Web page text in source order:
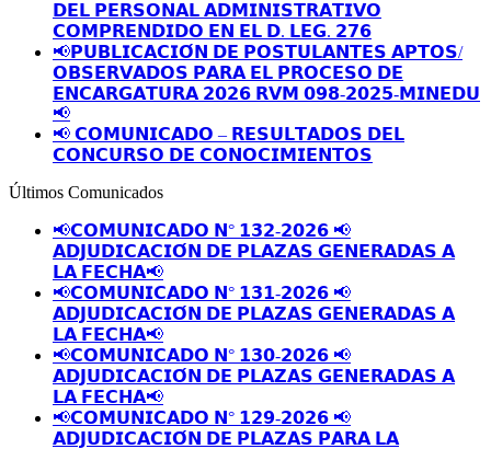
𝗗𝗘𝗟 𝗣𝗘𝗥𝗦𝗢𝗡𝗔𝗟 𝗔𝗗𝗠𝗜𝗡𝗜𝗦𝗧𝗥𝗔𝗧𝗜𝗩𝗢
𝗖𝗢𝗠𝗣𝗥𝗘𝗡𝗗𝗜𝗗𝗢 𝗘𝗡 𝗘𝗟 𝗗. 𝗟𝗘𝗚. 𝟮𝟳𝟲
📢𝗣𝗨𝗕𝗟𝗜𝗖𝗔𝗖𝗜𝗢́𝗡 𝗗𝗘 𝗣𝗢𝗦𝗧𝗨𝗟𝗔𝗡𝗧𝗘𝗦 𝗔𝗣𝗧𝗢𝗦/
𝗢𝗕𝗦𝗘𝗥𝗩𝗔𝗗𝗢𝗦 𝗣𝗔𝗥𝗔 𝗘𝗟 𝗣𝗥𝗢𝗖𝗘𝗦𝗢 𝗗𝗘
𝗘𝗡𝗖𝗔𝗥𝗚𝗔𝗧𝗨𝗥𝗔 𝟮𝟬𝟮𝟲 𝗥𝗩𝗠 𝟬𝟵𝟴-𝟮𝟬𝟮𝟱-𝗠𝗜𝗡𝗘𝗗𝗨
📢
📢 𝗖𝗢𝗠𝗨𝗡𝗜𝗖𝗔𝗗𝗢 – 𝗥𝗘𝗦𝗨𝗟𝗧𝗔𝗗𝗢𝗦 𝗗𝗘𝗟
𝗖𝗢𝗡𝗖𝗨𝗥𝗦𝗢 𝗗𝗘 𝗖𝗢𝗡𝗢𝗖𝗜𝗠𝗜𝗘𝗡𝗧𝗢𝗦
Últimos Comunicados
📢𝗖𝗢𝗠𝗨𝗡𝗜𝗖𝗔𝗗𝗢 𝗡° 𝟭𝟯𝟮-𝟮𝟬𝟮𝟲 📢
𝗔𝗗𝗝𝗨𝗗𝗜𝗖𝗔𝗖𝗜𝗢́𝗡 𝗗𝗘 𝗣𝗟𝗔𝗭𝗔𝗦 𝗚𝗘𝗡𝗘𝗥𝗔𝗗𝗔𝗦 𝗔
𝗟𝗔 𝗙𝗘𝗖𝗛𝗔📢
📢𝗖𝗢𝗠𝗨𝗡𝗜𝗖𝗔𝗗𝗢 𝗡° 𝟭𝟯𝟭-𝟮𝟬𝟮𝟲 📢
𝗔𝗗𝗝𝗨𝗗𝗜𝗖𝗔𝗖𝗜𝗢́𝗡 𝗗𝗘 𝗣𝗟𝗔𝗭𝗔𝗦 𝗚𝗘𝗡𝗘𝗥𝗔𝗗𝗔𝗦 𝗔
𝗟𝗔 𝗙𝗘𝗖𝗛𝗔📢
📢𝗖𝗢𝗠𝗨𝗡𝗜𝗖𝗔𝗗𝗢 𝗡° 𝟭𝟯𝟬-𝟮𝟬𝟮𝟲 📢
𝗔𝗗𝗝𝗨𝗗𝗜𝗖𝗔𝗖𝗜𝗢́𝗡 𝗗𝗘 𝗣𝗟𝗔𝗭𝗔𝗦 𝗚𝗘𝗡𝗘𝗥𝗔𝗗𝗔𝗦 𝗔
𝗟𝗔 𝗙𝗘𝗖𝗛𝗔📢
📢𝗖𝗢𝗠𝗨𝗡𝗜𝗖𝗔𝗗𝗢 𝗡° 𝟭𝟮𝟵-𝟮𝟬𝟮𝟲 📢
𝗔𝗗𝗝𝗨𝗗𝗜𝗖𝗔𝗖𝗜𝗢́𝗡 𝗗𝗘 𝗣𝗟𝗔𝗭𝗔𝗦 𝗣𝗔𝗥𝗔 𝗟𝗔